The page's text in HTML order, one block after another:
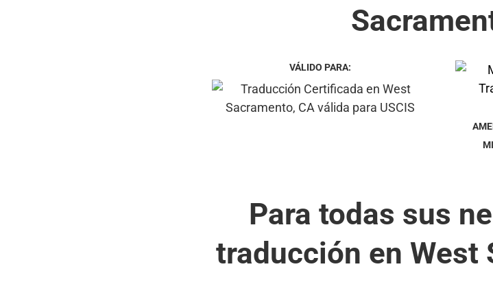
VÁLIDO PARA:
Para todas sus
traducción en West